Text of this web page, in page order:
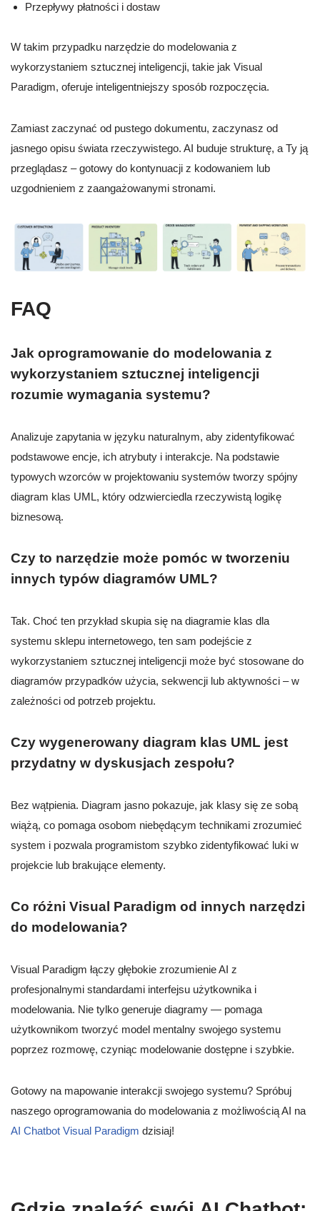
Przepływy płatności i dostaw
W takim przypadku narzędzie do modelowania z
wykorzystaniem sztucznej inteligencji, takie jak Visual
Paradigm, oferuje inteligentniejszy sposób rozpoczęcia.
Zamiast zaczynać od pustego dokumentu, zaczynasz od
jasnego opisu świata rzeczywistego. AI buduje strukturę, a Ty ją
przeglądasz – gotowy do kontynuacji z kodowaniem lub
uzgodnieniem z zaangażowanymi stronami.
FAQ
Jak oprogramowanie do modelowania z
wykorzystaniem sztucznej inteligencji
rozumie wymagania systemu?
Analizuje zapytania w języku naturalnym, aby zidentyfikować
podstawowe encje, ich atrybuty i interakcje. Na podstawie
typowych wzorców w projektowaniu systemów tworzy spójny
diagram klas UML, który odzwierciedla rzeczywistą logikę
biznesową.
Czy to narzędzie może pomóc w tworzeniu
innych typów diagramów UML?
Tak. Choć ten przykład skupia się na diagramie klas dla
systemu sklepu internetowego, ten sam podejście z
wykorzystaniem sztucznej inteligencji może być stosowane do
diagramów przypadków użycia, sekwencji lub aktywności – w
zależności od potrzeb projektu.
Czy wygenerowany diagram klas UML jest
przydatny w dyskusjach zespołu?
Bez wątpienia. Diagram jasno pokazuje, jak klasy się ze sobą
wiążą, co pomaga osobom niebędącym technikami zrozumieć
system i pozwala programistom szybko zidentyfikować luki w
projekcie lub brakujące elementy.
Co różni Visual Paradigm od innych narzędzi
do modelowania?
Visual Paradigm łączy głębokie zrozumienie AI z
profesjonalnymi standardami interfejsu użytkownika i
modelowania. Nie tylko generuje diagramy — pomaga
użytkownikom tworzyć model mentalny swojego systemu
poprzez rozmowę, czyniąc modelowanie dostępne i szybkie.
Gotowy na mapowanie interakcji swojego systemu? Spróbuj
naszego oprogramowania do modelowania z możliwością AI na
AI Chatbot Visual Paradigm dzisiaj!